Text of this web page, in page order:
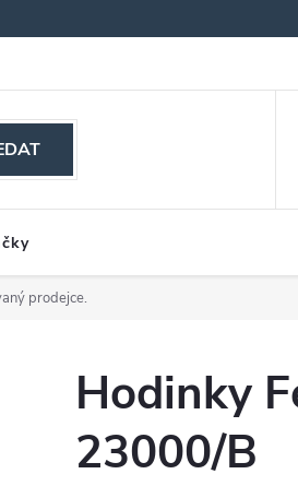
prodejce.
Hodinky
23000/B